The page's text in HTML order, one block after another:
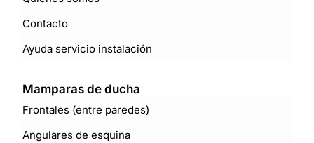
Contacto
Ayuda servicio instalación
Mamparas de ducha
Frontales (entre paredes)
Angulares de esquina